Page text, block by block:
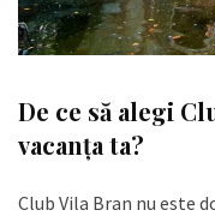
De ce să alegi
vacanța ta?
Club Vila Bran nu este